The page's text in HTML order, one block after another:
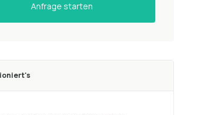
Anfrage starten